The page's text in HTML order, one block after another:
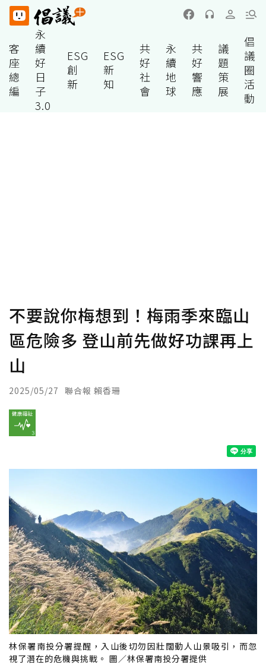
客
座
總
編
永
續
好
日
子
3.0
ESG
創
新
ESG
新
知
共
好
社
會
永
續
地
球
共
好
響
應
議
題
策
展
倡
議
圈
活
動
不要說你梅想到！梅雨季來臨山
區危險多 登山前先做好功課再上
山
2025/05/27 聯合報 賴香珊
林保署南投分署提醒，入山後切勿因壯闊動人山景吸引，而忽
視了潛在的危機與挑戰。 圖／林保署南投分署提供